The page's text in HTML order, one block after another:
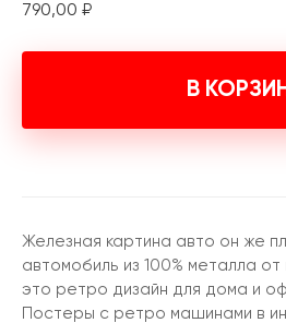
790,00 ₽
В
Железная картина авто он же
автомобиль из 100% металла
это ретро дизайн для дома и
Постеры с ретро машинами в